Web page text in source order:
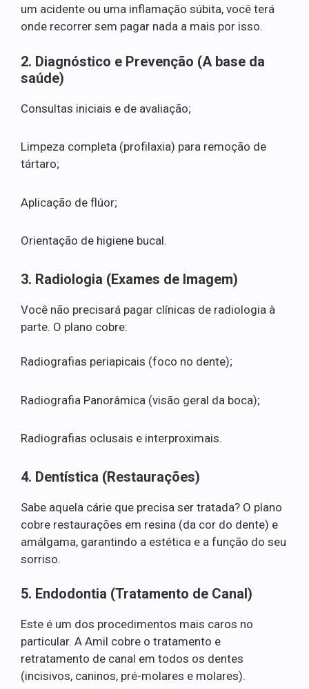
um acidente ou uma inflamação súbita, você terá
onde recorrer sem pagar nada a mais por isso.
2. Diagnóstico e Prevenção (A base da
saúde)
Consultas iniciais e de avaliação;
Limpeza completa (profilaxia) para remoção de
tártaro;
Aplicação de flúor;
Orientação de higiene bucal.
3. Radiologia (Exames de Imagem)
Você não precisará pagar clínicas de radiologia à
parte. O plano cobre:
Radiografias periapicais (foco no dente);
Radiografia Panorâmica (visão geral da boca);
Radiografias oclusais e interproximais.
4. Dentística (Restaurações)
Sabe aquela cárie que precisa ser tratada? O plano
cobre restaurações em resina (da cor do dente) e
amálgama, garantindo a estética e a função do seu
sorriso.
5. Endodontia (Tratamento de Canal)
Este é um dos procedimentos mais caros no
particular. A Amil cobre o tratamento e
retratamento de canal em todos os dentes
(incisivos, caninos, pré-molares e molares).